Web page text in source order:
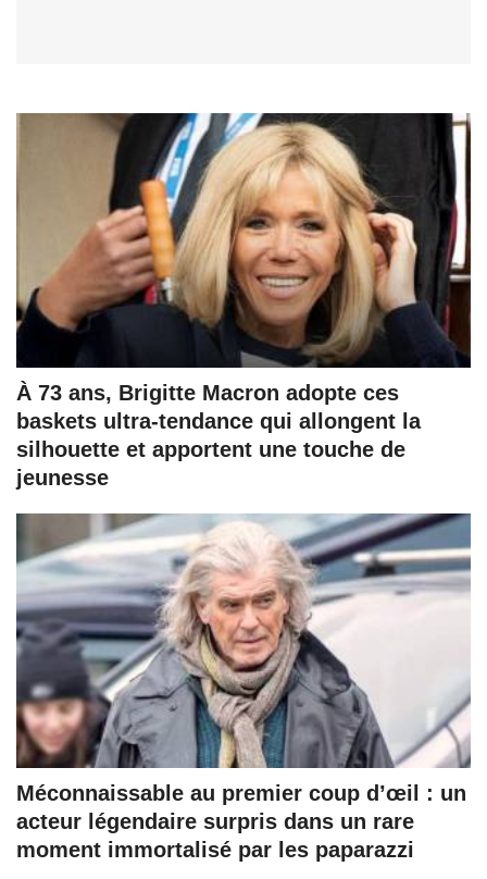
À 73 ans, Brigitte Macron adopte ces
baskets ultra-tendance qui allongent la
silhouette et apportent une touche de
jeunesse
Méconnaissable au premier coup d’œil : un
acteur légendaire surpris dans un rare
moment immortalisé par les paparazzi